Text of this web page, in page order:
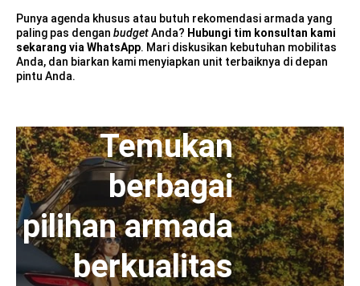
Punya agenda khusus atau butuh rekomendasi armada yang
paling pas dengan budgetAnda? Hubungi tim konsultan kami
sekarang via WhatsApp. Mari diskusikan kebutuhan mobilitas
Anda, dan biarkan kami menyiapkan unit terbaiknya di depan
pintu Anda.
Temukan
berbagai
pilihan armada
berkualitas